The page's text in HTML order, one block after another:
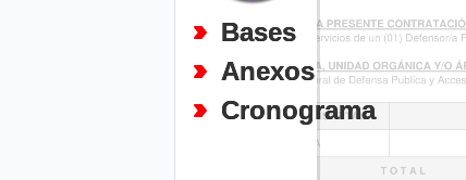
Bases
Anexos
Cronograma